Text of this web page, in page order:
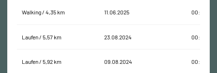
Walking / 4,35 km 11.06.2025 00:52:38
Laufen / 5,57 km 23.08.2024 00:35:19
Laufen / 5,92 km 09.08.2024 00:33:42